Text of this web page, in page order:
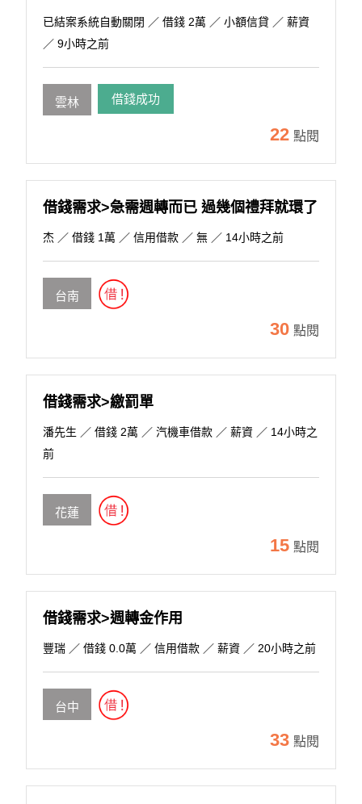
已結案系統自動關閉 ／ 借錢 2萬 ／ 小額信貸 ／ 薪資
／ 9小時之前
雲林 借錢成功
22 點閱
借錢需求>急需週轉而已 過幾個禮拜就環了
杰 ／ 借錢 1萬 ／ 信用借款 ／ 無 ／ 14小時之前
台南
30 點閱
借錢需求>繳罰單
潘先生 ／ 借錢 2萬 ／ 汽機車借款 ／ 薪資 ／ 14小時之
前
花蓮
15 點閱
借錢需求>週轉金作用
豐瑞 ／ 借錢 0.0萬 ／ 信用借款 ／ 薪資 ／ 20小時之前
台中
33 點閱